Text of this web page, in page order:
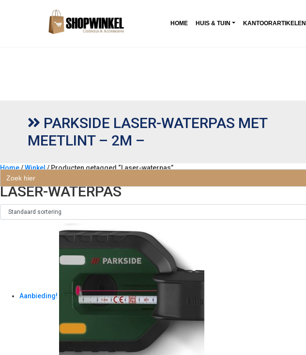
Zoek
naar:
HOME HUIS & TUIN KANTOORARTIKELEN
PARKSIDE LASER-WATERPAS MET
MEETLINT – 2M –
Home/Winkel/ Producten getagged “Laser-waterpas”
LASER-WATERPAS
Aanbieding!